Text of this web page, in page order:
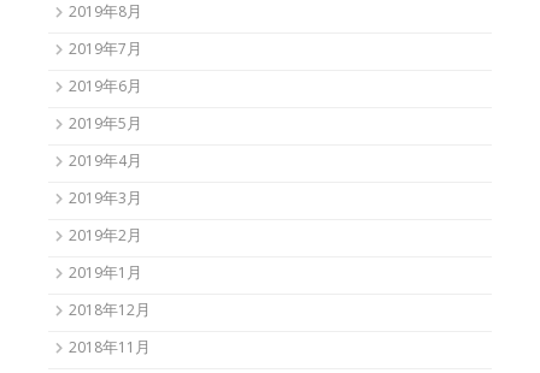
2019年8月
2019年7月
2019年6月
2019年5月
2019年4月
2019年3月
2019年2月
2019年1月
2018年12月
2018年11月